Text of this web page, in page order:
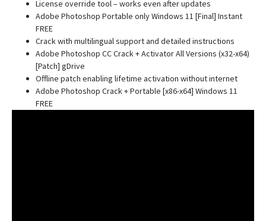
License override tool – works even after updates
Adobe Photoshop Portable only Windows 11 [Final] Instant
FREE
Crack with multilingual support and detailed instructions
Adobe Photoshop CC Crack + Activator All Versions (x32-x64)
[Patch] gDrive
Offline patch enabling lifetime activation without internet
Adobe Photoshop Crack + Portable [x86-x64] Windows 11
FREE